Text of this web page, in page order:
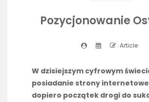
Pozycjonowanie
Article
W dzisiejszym cyfrowym
posiadanie strony
dopiero początek drogi do